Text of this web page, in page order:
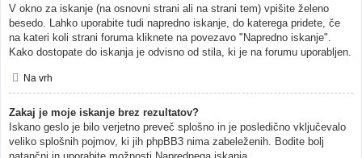
V okno za iskanje (na osnovni strani ali na strani tem) vpišite želeno
besedo. Lahko uporabite tudi napredno iskanje, do katerega pridete, če
na kateri koli strani foruma kliknete na povezavo "Napredno iskanje".
Kako dostopate do iskanja je odvisno od stila, ki je na forumu uporabljen.
Na vrh
Zakaj je moje iskanje brez rezultatov?
Iskano geslo je bilo verjetno preveč splošno in je posledično vključevalo
veliko splošnih pojmov, ki jih phpBB3 nima zabeleženih. Bodite bolj